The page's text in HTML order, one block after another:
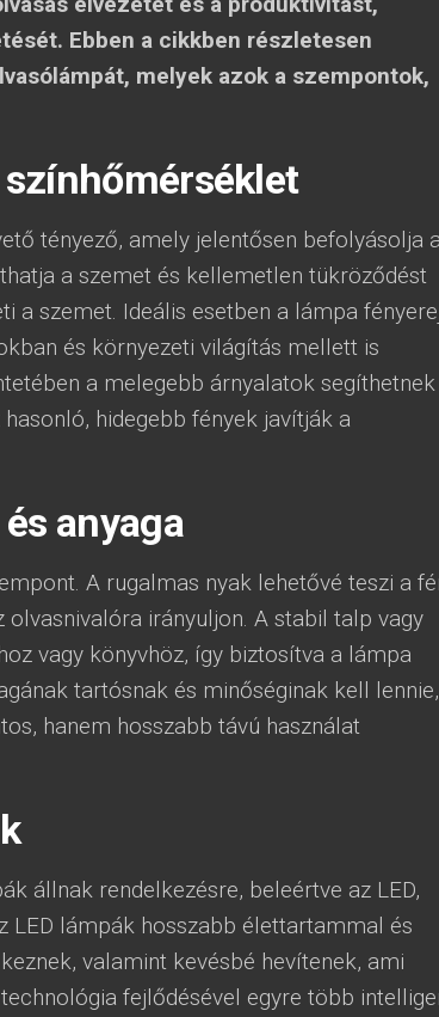
Ebben a cikkben részletesen
melyek azok a szempontok,
tényező, amely jelentősen befolyásolja
a szemet és kellemetlen tükröződést
a szemet. Ideális esetben a lámpa
és környezeti világítás mellett is
a melegebb árnyalatok segíthetnek
hidegebb fények javítják a
anyaga
A rugalmas nyak lehetővé teszi a
irányuljon. A stabil talp vagy
vagy könyvhöz, így biztosítva a lámpa
tartósnak és minőséginak kell lennie,
hanem hosszabb távú használat
állnak rendelkezésre, beleértve az LED,
LED lámpák hosszabb élettartammal és
valamint kevésbé hevítenek, ami
fejlődésével egyre több